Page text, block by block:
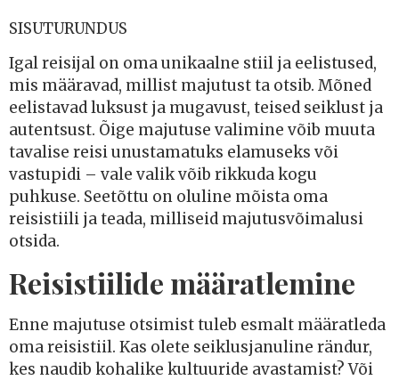
SISUTURUNDUS
Igal reisijal on oma unikaalne stiil ja eelistused,
mis määravad, millist majutust ta otsib. Mõned
eelistavad luksust ja mugavust, teised seiklust ja
autentsust. Õige majutuse valimine võib muuta
tavalise reisi unustamatuks elamuseks või
vastupidi – vale valik võib rikkuda kogu
puhkuse. Seetõttu on oluline mõista oma
reisistiili ja teada, milliseid majutusvõimalusi
otsida.
Reisistiilide määratlemine
Enne majutuse otsimist tuleb esmalt määratleda
oma reisistiil. Kas olete seiklusjanuline rändur,
kes naudib kohalike kultuuride avastamist? Või